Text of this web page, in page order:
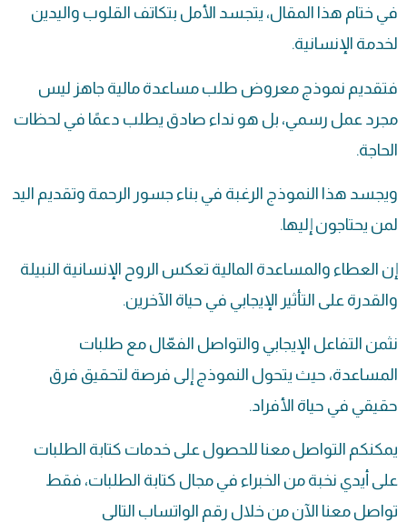
في ختام هذا المقال، يتجسد الأمل بتكاتف القلوب واليدين
لخدمة الإنسانية.
فتقديم نموذج معروض طلب مساعدة مالية جاهز ليس
مجرد عمل رسمي، بل هو نداء صادق يطلب دعمًا في لحظات
الحاجة.
ويجسد هذا النموذج الرغبة في بناء جسور الرحمة وتقديم اليد
لمن يحتاجون إليها.
إن العطاء والمساعدة المالية تعكس الروح الإنسانية النبيلة
والقدرة على التأثير الإيجابي في حياة الآخرين.
نثمن التفاعل الإيجابي والتواصل الفعّال مع طلبات
المساعدة، حيث يتحول النموذج إلى فرصة لتحقيق فرق
حقيقي في حياة الأفراد.
يمكنكم التواصل معنا للحصول على خدمات كتابة الطلبات
على أيدي نخبة من الخبراء في مجال كتابة الطلبات، فقط
تواصل معنا الآن من خلال رقم الواتساب التالي